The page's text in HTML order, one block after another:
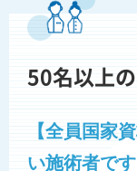
50名以上
【全員国家
い施術者です